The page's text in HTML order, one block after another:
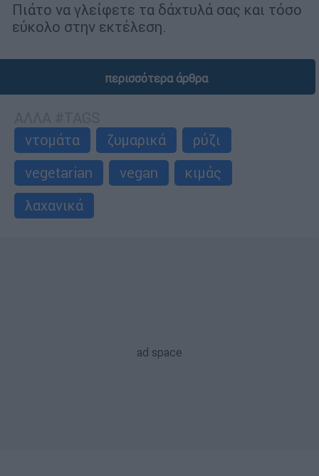
Πιάτο να γλείφετε τα δάχτυλά σας και τόσο
εύκολο στην εκτέλεση.
περισσότερα άρθρα
ντομάτα
ζυμαρικά
ρύζι
vegetarian
vegan
κιμάς
λαχανικά